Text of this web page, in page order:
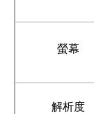
螢幕
解析度